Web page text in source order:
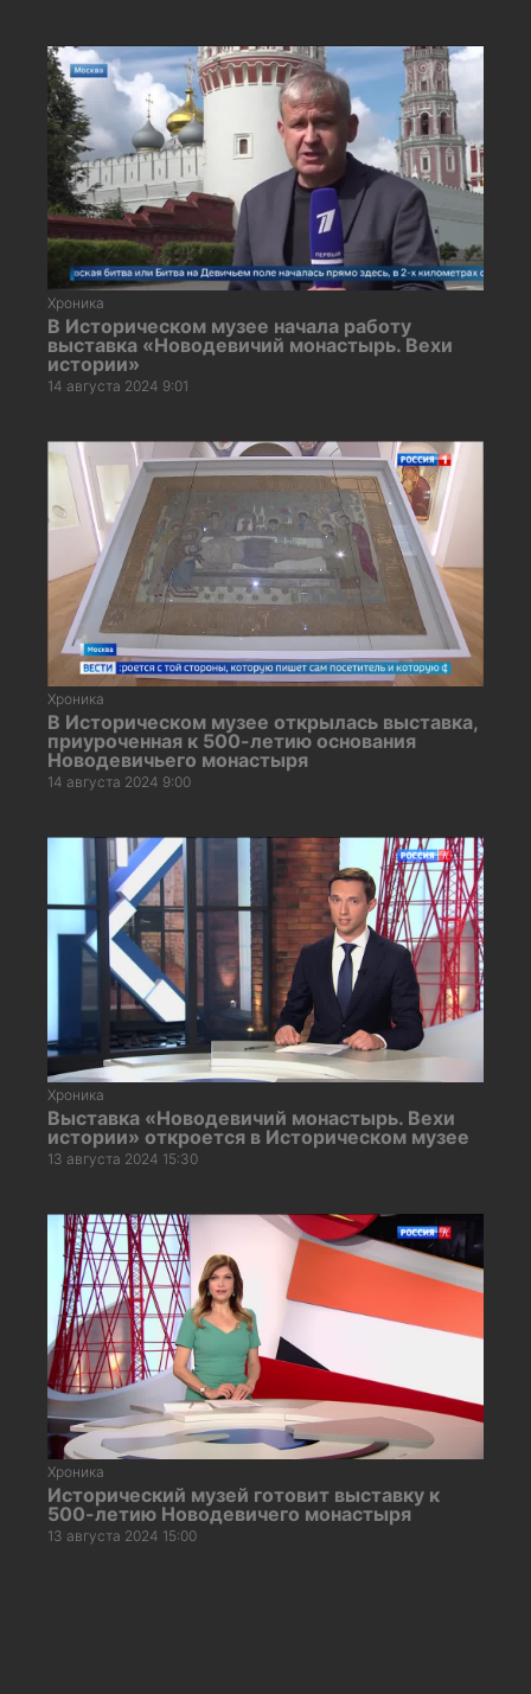
Хроника
В Историческом музее начала работу
выставка «Новодевичий монастырь. Вехи
истории»
14 августа 2024 9:01
Хроника
В Историческом музее открылась выставка,
приуроченная к 500-летию основания
Новодевичьего монастыря
14 августа 2024 9:00
Хроника
Выставка «Новодевичий монастырь. Вехи
истории» откроется в Историческом музее
13 августа 2024 15:30
Хроника
Исторический музей готовит выставку к
500-летию Новодевичего монастыря
13 августа 2024 15:00